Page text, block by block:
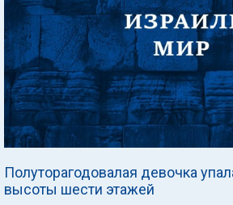
Полуторагодовалая девочка
высоты шести этажей